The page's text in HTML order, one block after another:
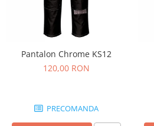
Capsatoare si pistoale pneumatice
Consumabile scule electrice
Accesorii abrazive
Accesorii pentru lustruire
Varfuri si discuri diamantate
Pantalon Chrome KS12
120,00 RON
PRECOMANDA